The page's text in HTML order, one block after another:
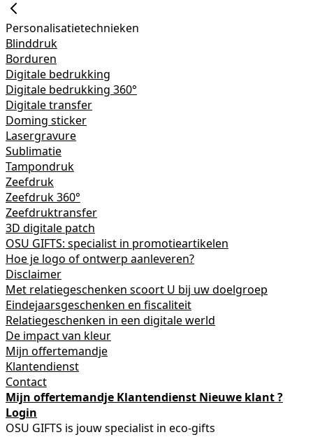
Personalisatietechnieken
Blinddruk
Borduren
Digitale bedrukking
Digitale bedrukking 360°
Digitale transfer
Doming sticker
Lasergravure
Sublimatie
Tampondruk
Zeefdruk
Zeefdruk 360°
Zeefdruktransfer
3D digitale patch
OSU GIFTS: specialist in promotieartikelen
Hoe je logo of ontwerp aanleveren?
Disclaimer
Met relatiegeschenken scoort U bij uw doelgroep
Eindejaarsgeschenken en fiscaliteit
Relatiegeschenken in een digitale werld
De impact van kleur
Mijn offertemandje
Klantendienst
Contact
Mijn offertemandje Klantendienst Nieuwe klant ?
Login
OSU GIFTS is jouw specialist in eco-gifts